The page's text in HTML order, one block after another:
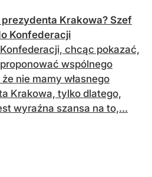
Krakowa? Szef
Konfederacji
chcąc pokazać,
wspólnego
nie mamy własnego
Krakowa, tylko dlatego,
wyraźna szansa na to,...